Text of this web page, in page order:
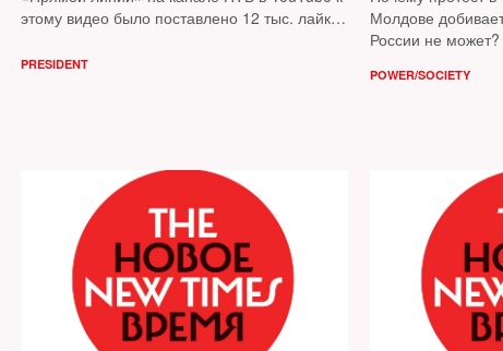
этому видео было поставлено 12 тыс. лайков
Яковенкосчитает: 7% поддержки президента
PRESIDENT
Молдове
России не
POWER/SOCIETY